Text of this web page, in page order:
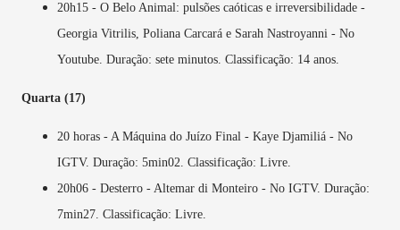
20h15 - O Belo Animal: pulsões caóticas e irreversibilidade -
Georgia Vitrilis, Poliana Carcará e Sarah Nastroyanni - No
Youtube. Duração: sete minutos. Classificação: 14 anos.
Quarta (17)
20 horas - A Máquina do Juízo Final - Kaye Djamiliá - No
IGTV. Duração: 5min02. Classificação: Livre.
20h06 - Desterro - Altemar di Monteiro - No IGTV. Duração:
7min27. Classificação: Livre.